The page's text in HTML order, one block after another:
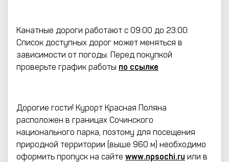
Канатные дороги работают с 09:00 до 23:00.
Список доступных дорог может меняться в
зависимости от погоды. Перед покупкой
проверьте график работы по ссылке
Дорогие гости! Курорт Красная Поляна
расположен в границах Сочинского
национального парка, поэтому для посещения
природной территории (выше 960 м) необходимо
оформить пропуск на сайте www.npsochi.ru или в